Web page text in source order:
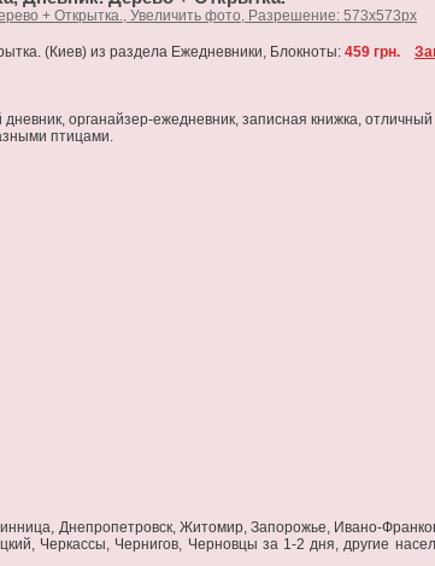
(Киев) из раздела Ежедневники, Блокноты: 459 грн.
органайзер-ежедневник, записная книжка,
птицами.
Днепропетровск, Житомир, Запорожье, Ивано-
Черкассы, Чернигов, Черновцы за 1-2 дня, другие